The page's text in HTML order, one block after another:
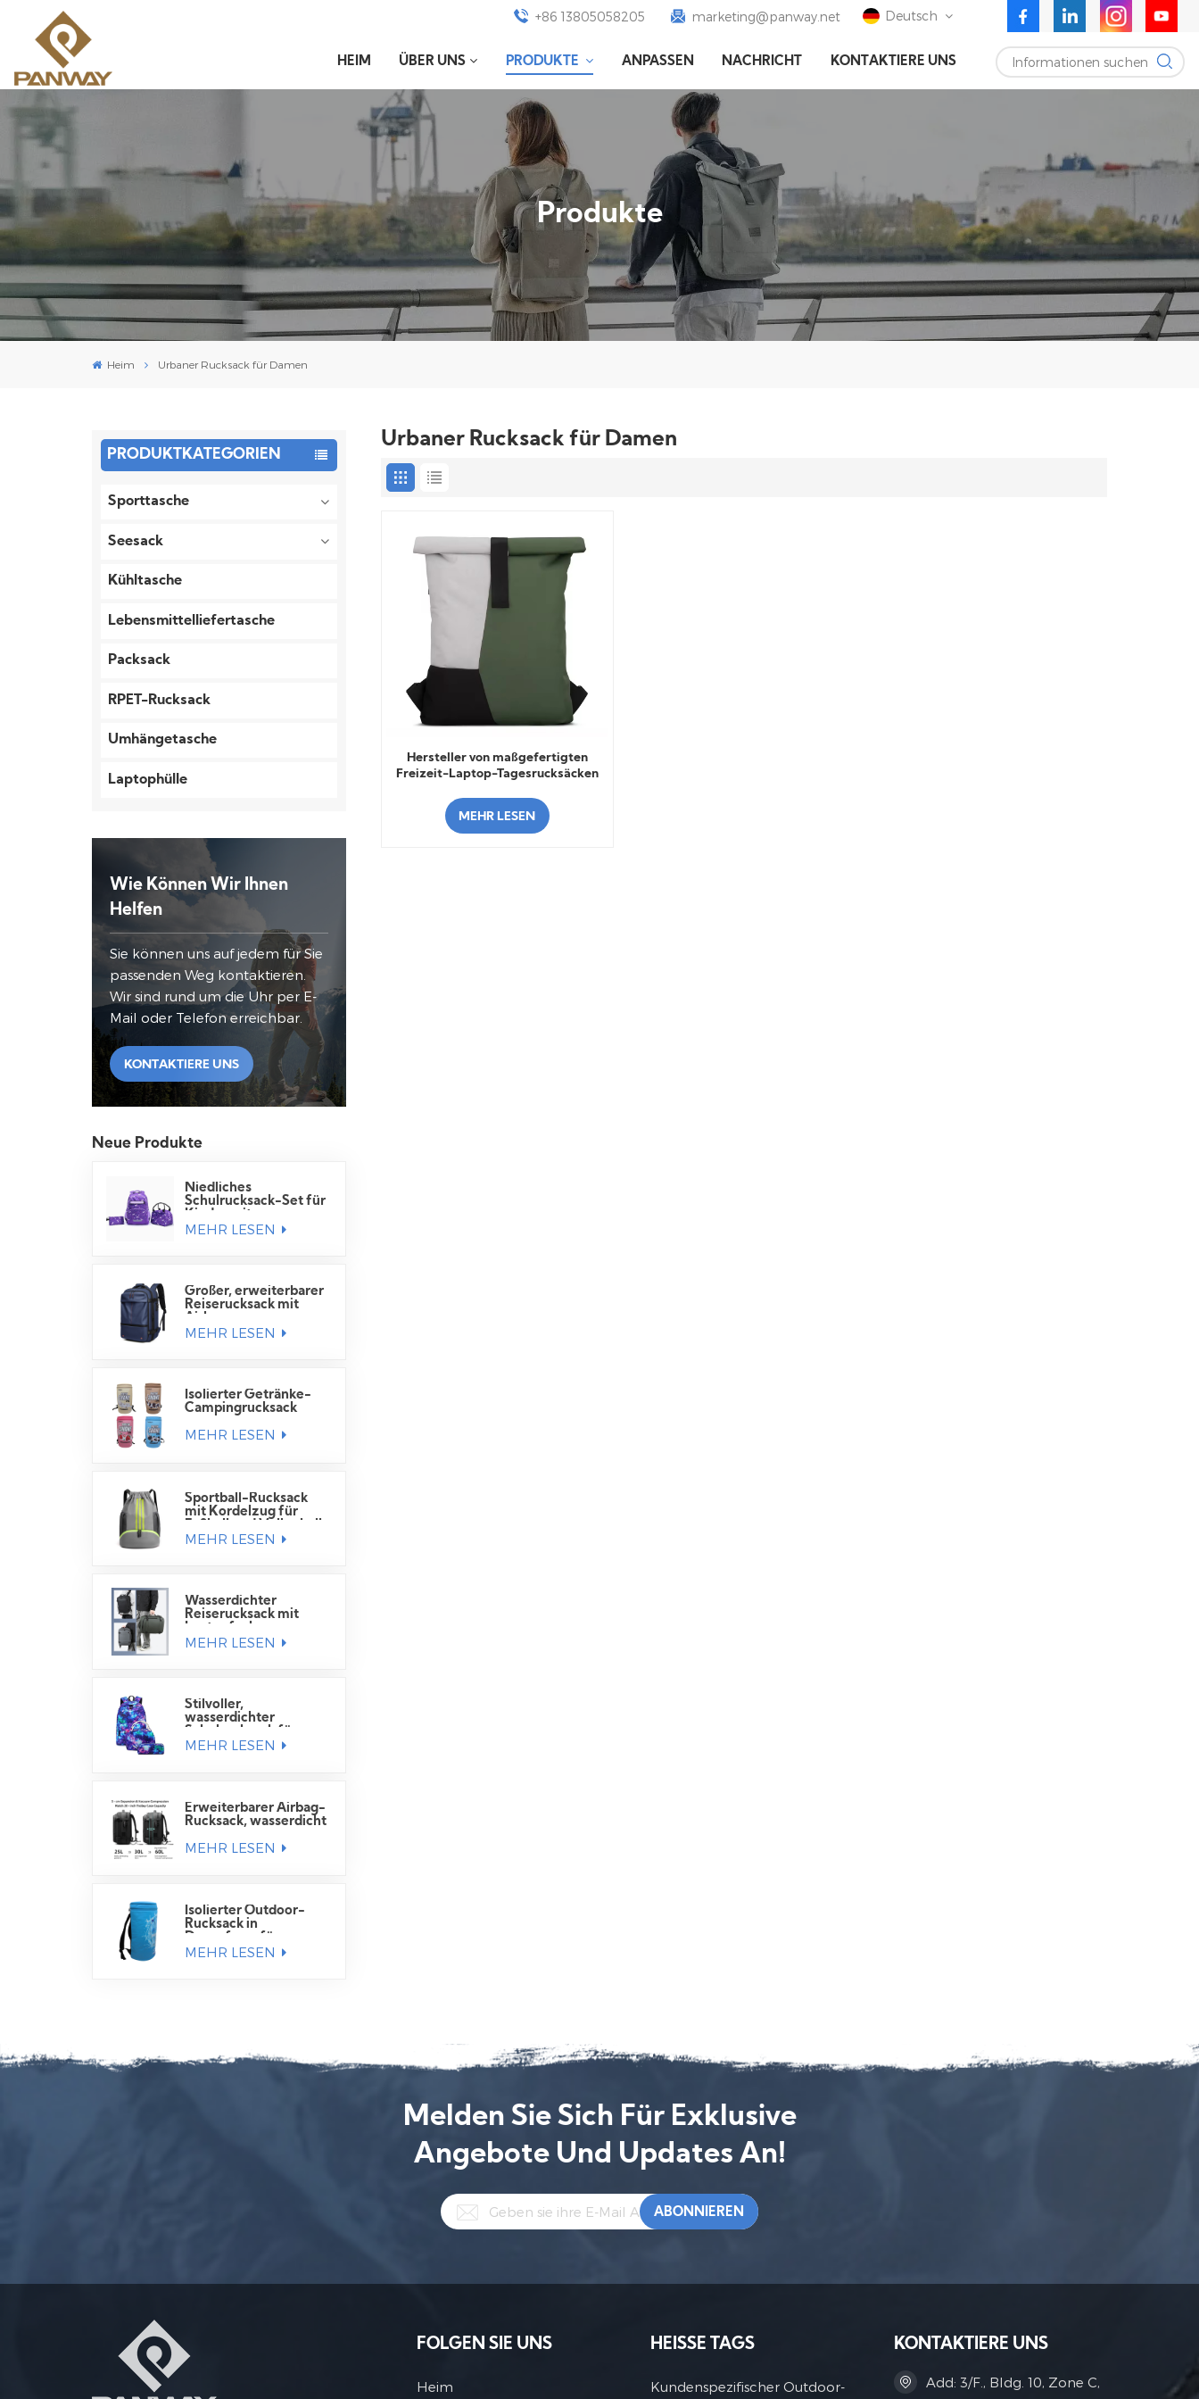
+86 13805058205 marketing@panway.net Deutsch
English
Español
HEIM ÜBER UNS PRODUKTE ANPASSEN NACHRICHT KONTAKTIERE UNS Informationen suchen
Produkte
Heim Urbaner Rucksack für Damen
PRODUKTKATEGORIEN
Sporttasche
Seesack
Kühltasche
Lebensmittelliefertasche
Packsack
RPET-Rucksack
Umhängetasche
Laptophülle
Wie Können Wir Ihnen
Helfen
Sie können uns auf jedem für Sie
passenden Weg kontaktieren.
Wir sind rund um die Uhr per E-
Mail oder Telefon erreichbar.
KONTAKTIERE UNS
Neue Produkte
Niedliches
Schulrucksack-Set für
Lunchtasche
MEHR LESEN
Großer, erweiterbarer
Reiserucksack mit
MEHR LESEN
Isolierter Getränke-
Campingrucksack
MEHR LESEN
Sportball-Rucksack
mit Kordelzug für
MEHR LESEN
Wasserdichter
Reiserucksack mit
MEHR LESEN
Stilvoller,
wasserdichter
Schüler
MEHR LESEN
Erweiterbarer Airbag-
Rucksack, wasserdicht
MEHR LESEN
Isolierter Outdoor-
Rucksack in
Getränkedosen
MEHR LESEN
Urbaner Rucksack für Damen
Hersteller von maßgefertigten
Freizeit-Laptop-Tagesrucksäcken
MEHR LESEN
Melden Sie Sich Für Exklusive
Angebote Und Updates An!
FOLGEN SIE UNS
Heim
HEISSE TAGS
Kundenspezifischer Outdoor-
KONTAKTIERE UNS
Add: 3/F., Bldg. 10, Zone C,